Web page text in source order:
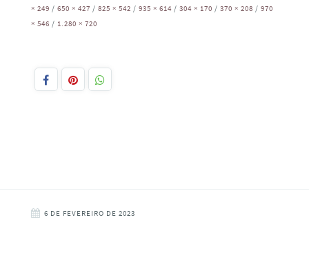
× 249 / 650 × 427 / 825 × 542 / 935 × 614 / 304 × 170 / 370 × 208 / 970
× 546 / 1.280 × 720
6 DE FEVEREIRO DE 2023